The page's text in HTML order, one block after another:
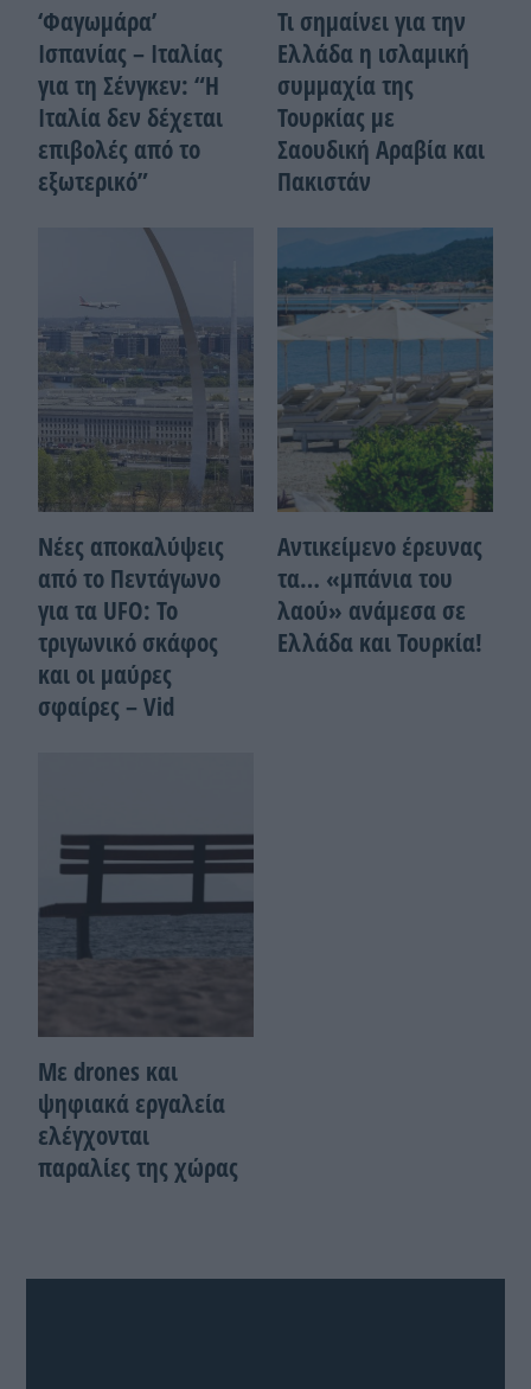
‘Φαγωμάρα’
Ισπανίας – Ιταλίας
για τη Σένγκεν: “Η
Ιταλία δεν δέχεται
επιβολές από το
εξωτερικό”
Τι σημαίνει για την
Ελλάδα η ισλαμική
συμμαχία της
Τουρκίας με
Σαουδική Αραβία και
Πακιστάν
Νέες αποκαλύψεις
από το Πεντάγωνο
για τα UFO: Το
τριγωνικό σκάφος
και οι μαύρες
σφαίρες – Vid
Αντικείμενο έρευνας
τα… «μπάνια του
λαού» ανάμεσα σε
Ελλάδα και Τουρκία!
Με drones και
ψηφιακά εργαλεία
ελέγχονται
παραλίες της χώρας